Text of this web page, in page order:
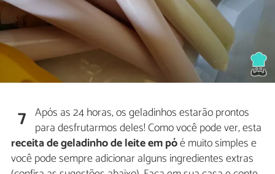
7 Após as 24 horas, os geladinhos estarão prontos
para desfrutarmos deles! Como você pode ver, esta
receita de geladinho de leite em póé muito simples e
você pode sempre adicionar alguns ingredientes extras